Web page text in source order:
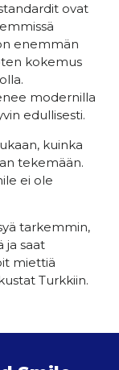
ovat
enemmän
kokemus
modernilla
edullisesti.
kuinka
tekemään.
ei ole
tarkemmin,
ja saat
miettiä
Turkkiin.